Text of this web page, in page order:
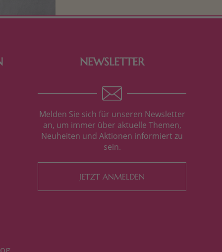
NEWSLETTER
Melden Sie sich für unseren Newsletter
an, um immer über aktuelle Themen,
Neuheiten und Aktionen informiert zu
sein.
JETZT ANMELDEN